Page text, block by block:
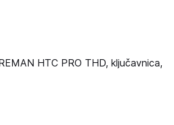
HTC PRO THD, ključavnica,